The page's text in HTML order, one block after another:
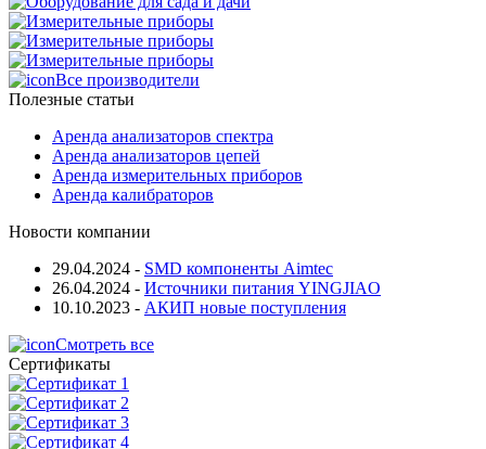
Все производители
Полезные статьи
Аренда анализаторов спектра
Аренда анализаторов цепей
Аренда измерительных приборов
Аренда калибраторов
Новости компании
29.04.2024 - SMD компоненты Aimtec
26.04.2024 - Источники питания YINGJIAO
10.10.2023 - АКИП новые поступления
Смотреть все
Сертификаты